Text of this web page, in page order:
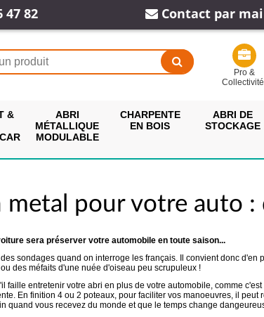
47 82 Contact par
Pro &
&
ABRI
MÉTALLIQUE
MODULABLE
CHARPENTE
EN BOIS
ABRI DE
STOCKAGE
pour votre auto :
sera préserver votre automobile en toute saison...
sondages quand on interroge les français. Il convient donc
des méfaits d'une nuée d'oiseau peu scrupuleux !
entretenir votre abri en plus de votre automobile, comme
En finition 4 ou 2 poteaux, pour faciliter vos manoeuvres, il
quand vous recevez du monde et que le temps change